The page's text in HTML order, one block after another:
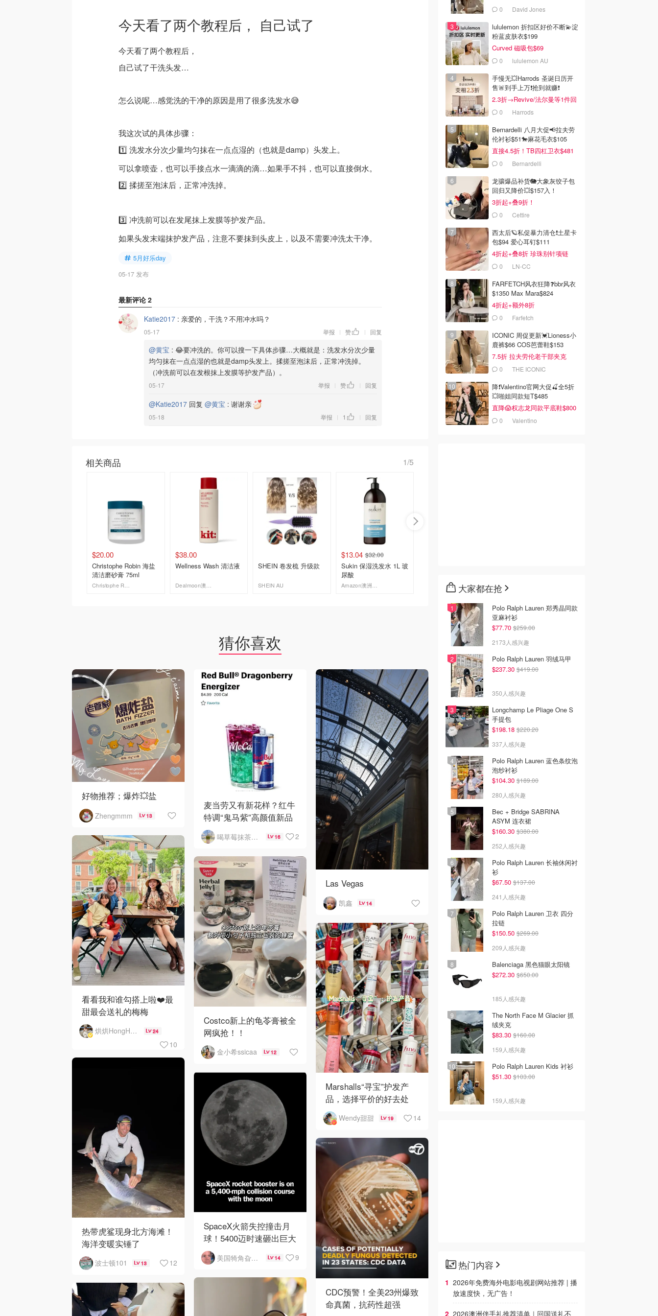
今天看了两个教程后， 自己试了
今天看了两个教程后，
自己试了干洗头发…
怎么说呢…感觉洗的干净的原因是用了很多洗发水😅
我这次试的具体步骤：
1️⃣ 洗发水分次少量均匀抹在一点点湿的（也就是damp）头发上。
可以拿喷壶，也可以手接点水一滴滴的滴…如果手不抖，也可以直接倒水。
2️⃣ 揉搓至泡沫后，正常冲洗掉。
3️⃣ 冲洗前可以在发尾抹上发膜等护发产品。
如果头发末端抹护发产品，注意不要抹到头皮上，以及不需要冲洗太干净。
5月好乐day
05-17 发布
最新评论 2
Katie2017 : 亲爱的，干洗？不用冲水吗？
05-17 举报 | 赞 | 回复
@黄宝 : 😂要冲洗的。你可以搜一下具体步骤…大概就是：洗发水分次少量
均匀抹在一点点湿的也就是damp头发上。揉搓至泡沫后，正常冲洗掉。
（冲洗前可以在发根抹上发膜等护发产品）。
05-17 举报 | 赞 | 回复
@Katie2017 回复 @黄宝 : 谢谢亲
05-18 举报 | 1 | 回复
相关商品 1/5
$20.00
Christophe Robin 海盐
清洁磨砂膏 75ml
$38.00
Wellness Wash 清洁液 SHEIN 卷发梳 升级款
SHEIN AU
$13.04 $32.00
Sukin 保湿洗发水 1L 玻
尿酸
Cult Beauty英国官网
去购买
猜你喜欢
好物推荐；爆炸💥盐
Zhengmmm 13
麦当劳又有新花样？红牛
特调“鬼马紫”高颜值新品
来了，好喝吗？
喝草莓抹茶瘦5斤 16 2
Las Vegas
凯鑫 14
看看我和谁勾搭上啦❤️最
甜最会送礼的梅梅
烘烘HongHong 24
10
Costco新上的龟苓膏被全
网疯抢！！
金小希ssicaa 12
Marshalls“寻宝”护发产
品，选择平价的好去处
Wendy甜甜 19 14
热带虎鲨现身北方海滩！
海洋变暖实锤了
波士顿101 13 12
SpaceX火箭失控撞击月
球！5400迈时速砸出巨大
陨石坑
美国犄角旮旯新鲜事 14 9
CDC预警！全美23州爆致
命真菌，抗药性超强
0 David Jones
lululemon 折扣区好价不断💫淀
粉蓝皮肤衣$199
Curved 磁吸包$69
0 lululemon AU
手慢无💥Harrods 圣诞日历开
售🚨到手上万❗️抢到就赚❗️
2.3折→Revive/法尔曼等1件回
本！0 Harrods
Bernardelli 八月大促📢拉夫劳
伦衬衫$51🐎麻花毛衣$105
直接4.5折！TB四杠卫衣$481
0 Bernardelli
龙骧爆品补货🐘大象灰饺子包
回归又降价💥$157入！
3折起+叠9折！
0 Cettire
西太后🪐私促暴力清仓❗土星卡
包$94 爱心耳钉$111
4折起+叠8折 珍珠别针项链
$1960 LN-CC
FARFETCH风衣狂降❓bbr风衣
$1350 Max Mara$824
4折起+额外8折
0 Farfetch
ICONIC 周促更新💓Lioness小
鹿裤$66 COS芭蕾鞋$153
7.5折 拉夫劳伦老干部夹克
$4190 THE ICONIC
降❗Valentino官网大促🍒全5折
💥啪姐同款短T$485
直降😱权志龙同款平底鞋$800
0 Valentino
大家都在抢
Polo Ralph Lauren 郑秀晶同款
亚麻衬衫
$77.70 $259.00
2173人感兴趣
Polo Ralph Lauren 羽绒马甲
$237.30 $419.00
350人感兴趣
Longchamp Le Pliage One S
手提包
$198.18 $220.20
337人感兴趣
Polo Ralph Lauren 蓝色条纹泡
泡纱衬衫
$104.30 $189.00
280人感兴趣
Bec + Bridge SABRINA
ASYM 连衣裙
$160.30 $380.00
252人感兴趣
Polo Ralph Lauren 长袖休闲衬
衫
$67.50 $137.00
241人感兴趣
Polo Ralph Lauren 卫衣 四分
拉链
$150.50 $269.00
209人感兴趣
Balenciaga 黑色猫眼太阳镜
$272.30 $650.00
185人感兴趣
The North Face M Glacier 抓
绒夹克
$83.30 $160.00
159人感兴趣
Polo Ralph Lauren Kids 衬衫
$51.30 $103.00
159人感兴趣
热门内容
2026年免费海外电影电视剧网站推荐 | 播
放速度快，无广告！
2026澳洲伴手礼推荐清单｜回国送礼不